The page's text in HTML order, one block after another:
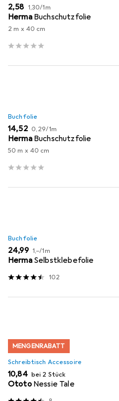
EUR
2,58 EUR
1,30/1m
Herma Buchschutzfolie
2 m x 40 cm
Buchfolie
EUR
14,52 EUR
0,29/1m
Herma Buchschutzfolie
50 m x 40 cm
Buchfolie
EUR
24,99 EUR
1,–/1m
Herma Selbstklebefolie
102
MENGENRABATT
Schreibtisch Accessoire
EUR
10,84 bei 2 Stück
Ototo Nessie Tale